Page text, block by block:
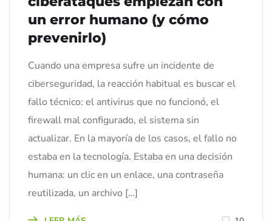
un error humano (y cómo
prevenirlo)
Cuando una empresa sufre un incidente de
ciberseguridad, la reacción habitual es buscar el
fallo técnico: el antivirus que no funcionó, el
firewall mal configurado, el sistema sin
actualizar. En la mayoría de los casos, el fallo no
estaba en la tecnología. Estaba en una decisión
humana: un clic en un enlace, una contraseña
reutilizada, un archivo […]